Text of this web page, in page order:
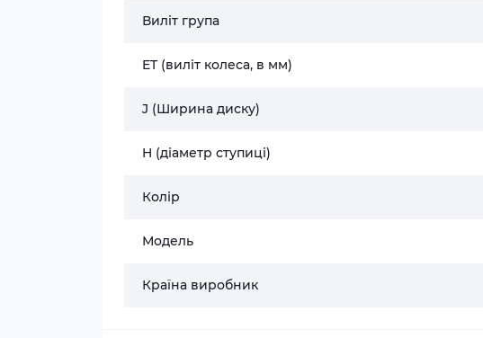
Виліт група
ET (виліт колеса, в мм)
J (Ширина диску)
H (діаметр ступиці)
Колір
Модель
Країна виробник